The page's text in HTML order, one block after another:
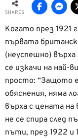
SHARES
Когато през
първата
(неуспешно)
се изкачи на най-
просто: “Защото
обяснения, няма
върха с цената
не се спира след
пъти, през 1922 и